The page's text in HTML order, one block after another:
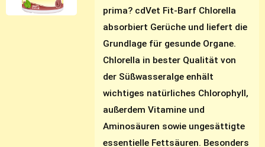
prima? cdVet Fit-Barf Chlorella
absorbiert Gerüche und liefert die
Grundlage für gesunde Organe.
Chlorella in bester Qualität von
der Süßwasseralge enhält
wichtiges natürliches Chlorophyll,
außerdem Vitamine und
Aminosäuren sowie ungesättigte
essentielle Fettsäuren. Besonders